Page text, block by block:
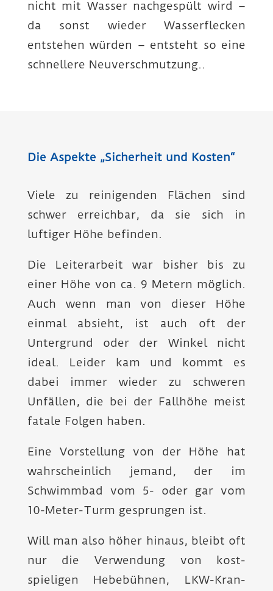
nicht mit Wasser nachgespült wird –
da sonst wieder Wasser­flecken
entstehen würden – entsteht so eine
schnellere Neuver­schmutzung..
Die Aspekte „Sicherheit und Kosten“
Viele zu reinigenden Flächen sind
schwer erreichbar, da sie sich in
luftiger Höhe befinden.
Die Leiterarbeit war bisher bis zu
einer Höhe von ca. 9 Metern möglich.
Auch wenn man von dieser Höhe
einmal absieht, ist auch oft der
Unter­grund oder der Winkel nicht
ideal. Leider kam und kommt es
dabei immer wieder zu schweren
Unfällen, die bei der Fallhöhe meist
fatale Folgen haben.
Eine Vorstellung von der Höhe hat
wahrscheinlich jemand, der im
Schwimm­bad vom 5- oder gar vom
10-Meter-Turm gesprungen ist.
Will man also höher hinaus, bleibt oft
nur die Verwendung von kost­
spieligen Hebe­bühnen, LKW-Kran­